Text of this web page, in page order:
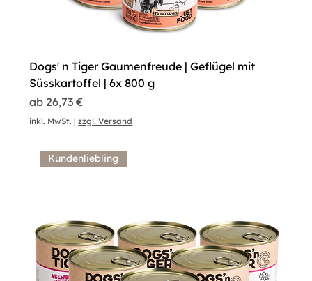
Dogs' n Tiger Gaumenfreude | Geflügel mit
Süsskartoffel | 6x 800 g
ab 26,73 €
Sale-Preis
inkl. MwSt. |zzgl. Versand
Kundenliebling